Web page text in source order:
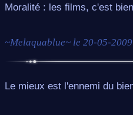
Moralité : les films, c'est
~Melaquablue~ le 20-05-
Le mieux est l'ennemi du